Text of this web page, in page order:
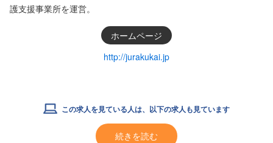
護支援事業所を運営。
ホームページ
http://jurakukai.jp
この求人を見ている人は、以下の求人も見ています
続きを読む